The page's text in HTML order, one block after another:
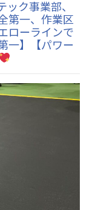
ク事業部、
第一、作業区
ローラインで
一】【パワー